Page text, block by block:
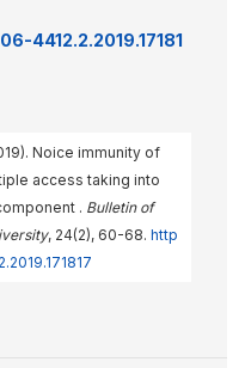
4412.2.2019.17181
Noice immunity of
access taking into
. Bulletin of
, 24(2), 60-68. http